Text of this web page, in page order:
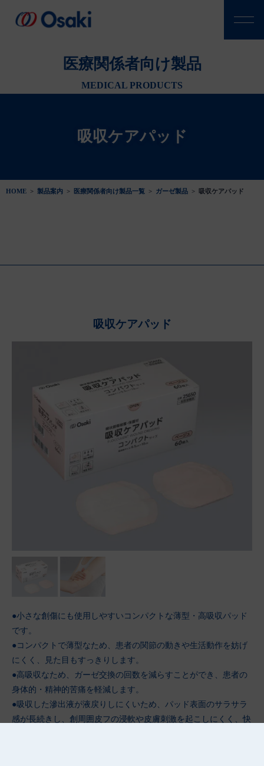
医療関係者向け製品
MEDICAL PRODUCTS
吸収ケアパッド
HOME > 製品案内 > 医療関係者向け製品一覧 > ガーゼ製品 > 吸収ケアパッド
吸収ケアパッド
●小さな創傷にも使用しやすいコンパクトな薄型・高吸収パッド
です。
●コンパクトで薄型なため、患者の関節の動きや生活動作を妨げ
にくく、見た目もすっきりします。
●高吸収なため、ガーゼ交換の回数を減らすことができ、患者の
身体的・精神的苦痛を軽減します。
●吸収した滲出液が液戻りしにくいため、パッド表面のサラサラ
感が長続きし、創周囲皮フの浸軟や皮膚刺激を起こしにくく、快